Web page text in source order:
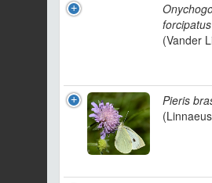
(Vander
Pieris